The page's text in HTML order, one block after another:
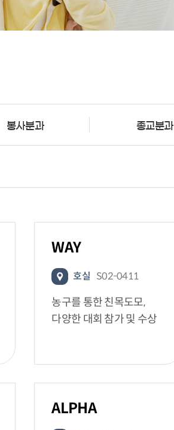
봉사분과 종교분과
WAY
호실 S02-0411
농구를 통한 친목도모,
다양한 대회 참가 및 수상
ALPHA